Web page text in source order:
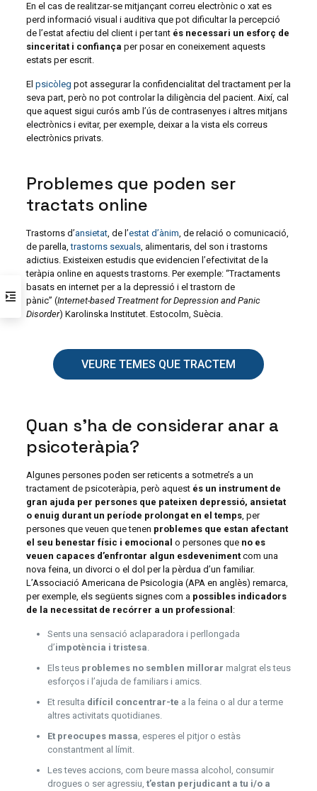
En el cas de realitzar-se mitjançant correu electrònic o xat es
perd informació visual i auditiva que pot dificultar la percepció
de l’estat afectiu del client i per tant és necessari un esforç de
sinceritat i confiança per posar en coneixement aquests
estats per escrit.
El psicòleg pot assegurar la confidencialitat del tractament per la
seva part, però no pot controlar la diligència del pacient. Així, cal
que aquest sigui curós amb l’ús de contrasenyes i altres mitjans
electrònics i evitar, per exemple, deixar a la vista els correus
electrònics privats.
Problemes que poden ser
tractats online
Trastorns d’ansietat, de l’estat d’ànim, de relació o comunicació,
de parella,trastorns sexuals, alimentaris, del son i trastorns
adictius. Existeixen estudis que evidencien l’efectivitat de la
teràpia online en aquests trastorns. Per exemple: “Tractaments
basats en internet per a la depressió i el trastorn de
pànic” (Internet-based Treatment for Depression and Panic
Disorder) Karolinska Institutet. Estocolm, Suècia.
VEURE TEMES QUE TRACTEM
Quan s’ha de considerar anar a
psicoteràpia?
Algunes persones poden ser reticents a sotmetre’s a un
tractament de psicoteràpia, però aquest és un instrument de
gran ajuda per persones que pateixen depressió, ansietat
o enuig durant un període prolongat en el temps, per
persones que veuen que tenen problemes que estan afectant
el seu benestar físic i emocional o persones que no es
veuen capaces d’enfrontar algun esdevenimentcom una
nova feina, un divorci o el dol per la pèrdua d’un familiar.
L’Associació Americana de Psicologia (APA en anglès) remarca,
per exemple, els següents signes com a possibles indicadors
de la necessitat de recórrer a un professional :
Sents una sensació aclaparadora i perllongada
d’impotència i tristesa.
Els teus problemes no semblen millorar malgrat els teus
esforços i l’ajuda de familiars i amics.
Et resulta difícil concentrar-te a la feina o al dur a terme
altres activitats quotidianes.
Et preocupes massa, esperes el pitjor o estàs
constantment al límit.
Les teves accions, com beure massa alcohol, consumir
drogues o ser agressiu, t’estan perjudicant a tu i/o a